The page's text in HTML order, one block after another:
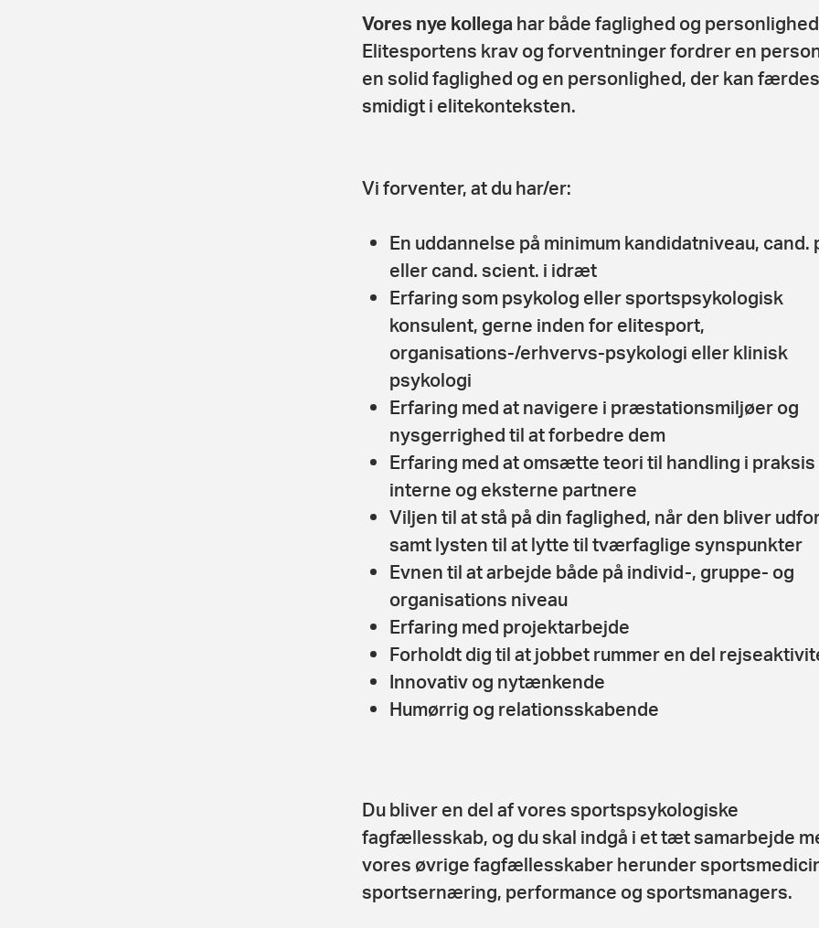
Vores nye kollega har både faglighed og
Elitesportens krav og forventninger fordrer en
en solid faglighed og en personlighed, der kan færdes
smidigt i elitekonteksten.
Vi forventer, at du har/er:
En uddannelse på minimum kandidatniveau, cand.
eller cand. scient. i idræt
Erfaring som psykolog eller sportspsykologisk
konsulent, gerne inden for elitesport,
organisations-/erhvervs-psykologi eller klinisk
psykologi
Erfaring med at navigere i præstationsmiljøer og
nysgerrighed til at forbedre dem
Erfaring med at omsætte teori til handling i praksis
interne og eksterne partnere
Viljen til at stå på din faglighed, når den bliver
samt lysten til at lytte til tværfaglige synspunkter
Evnen til at arbejde både på individ-, gruppe- og
organisations niveau
Erfaring med projektarbejde
Forholdt dig til at jobbet rummer en del
Innovativ og nytænkende
Humørrig og relationsskabende
Du bliver en del af vores sportspsykologiske
fagfællesskab, og du skal indgå i et tæt samarbejde
vores øvrige fagfællesskaber herunder
sportsernæring, performance og sportsmanagers.